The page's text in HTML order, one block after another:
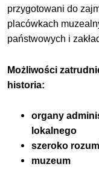
przygotowani do
placówkach
państwowych i
Możliwości
historia:
organy
lokalnego
szeroko
muzeum